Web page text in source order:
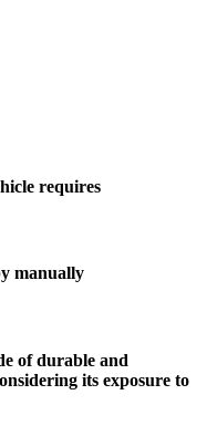
requires
manually
of durable and
its exposure to